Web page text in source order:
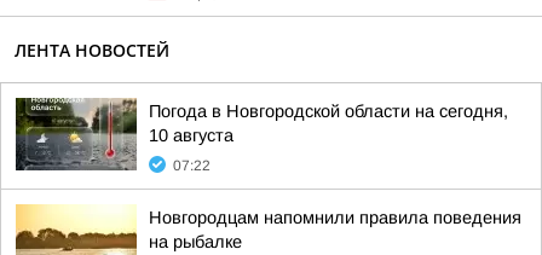
ЛЕНТА НОВОСТЕЙ
Погода в Новгородской области на сегодня,
10 августа
07:22
Новгородцам напомнили правила поведения
на рыбалке